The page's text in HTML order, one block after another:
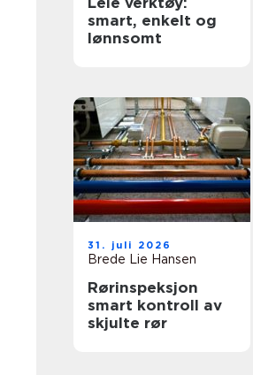
smart, enkelt og
lønnsomt
31. juli 2026
Brede Lie Hansen
Rørinspeksjon
smart kontroll av
skjulte rør